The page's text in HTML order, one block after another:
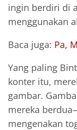
ingin berdiri di
menggunakan
Baca juga: Pa,
Yang paling
konter itu,
gambar.
mereka
mengenakan